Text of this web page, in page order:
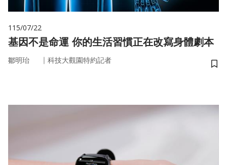
115/07/22
基因不是命運 你的生活習慣正在改寫身體劇本
鄒明珆 ｜ 科技大觀園特約記者
儲